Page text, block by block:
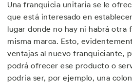
Una franquicia unitaria se le
que está interesado en
lugar donde no hay ni habrá otra
misma marca. Esto,
ventajas al nuevo franquiciante,
podrá ofrecer ese producto o
podría ser, por ejemplo, una